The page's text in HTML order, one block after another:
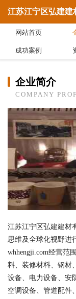
江苏江宁区弘建建
网站首页
成功案例
企业简介
COMPANY
江苏江宁区弘建建材
思维及全球化视野进
whhengji.com经营范
料、装修材料、钢材
设备、电力设备、安
空调设备、管道配件